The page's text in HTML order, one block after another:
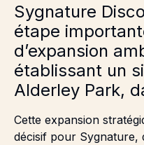
Sygnature
étape
d’expansion
établissant un
Alderley Park,
Cette expansion
décisif pour Sygnature,